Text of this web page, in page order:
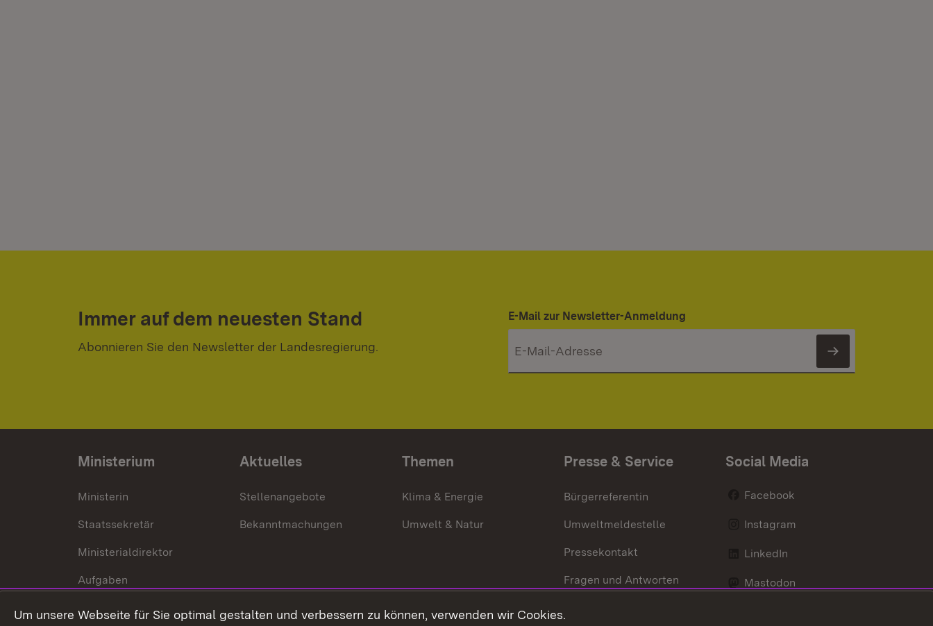
Immer auf dem neuesten Stand
Abonnieren Sie den Newsletter der Landesregierung.
E-Mail zur Newsletter-Anmeldung
Newsletter
Ministerium
Ministerin
Staatssekretär
Ministerialdirektor
Aufgaben
Internationale
Aktuelles
Stellenangebote
Bekanntmachungen
Themen
Klima & Energie
Umwelt & Natur
Presse & Service
Bürgerreferentin
Umweltmeldestelle
Pressekontakt
Fragen und Antworten
Social Media
Facebook
Instagram
LinkedIn
Mastodon
Um unsere Webseite für Sie optimal gestalten und verbessern zu können, verwenden wir Cookies.